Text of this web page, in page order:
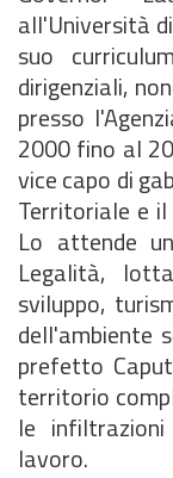
all'Università
suo
dirigenziali,
presso
2000 fino al
vice capo di
Territoriale e il
Lo attende
Legalità,
sviluppo,
dell'ambiente
prefetto
territorio
le
lavoro.